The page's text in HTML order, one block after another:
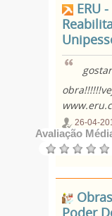
ERU
26-04-
Avaliação